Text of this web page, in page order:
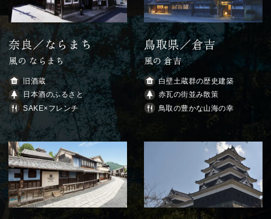
奈良／ならまち
風の ならまち
旧酒蔵
日本酒のふるさと
SAKE×フレンチ
鳥取県／倉吉
風の 倉吉
白壁土蔵群の歴史建築
赤瓦の街並み散策
鳥取の豊かな山海の幸